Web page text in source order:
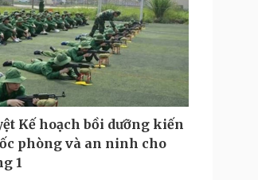
Công nghệ
Sành điệu
Tin Công nghệ
Trải nghiệm
Chuyển đổi số
Podcast
Câu chuyện thời sự
Kế hoạch bồi dưỡng kiến
phòng và an ninh cho
1